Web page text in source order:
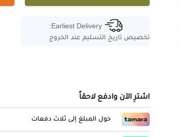
Earliest Delivery:
تخصيص تاريخ التسليم عند الخروج
اشترِ الآن وادفع لاحقاً
حول المبلغ إلى ثلاث دفعات